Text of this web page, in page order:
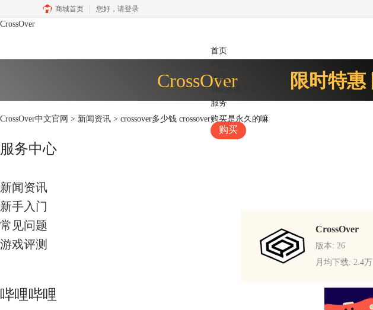
商城首页 您好， 请登录
CrossOver
首页
下载
Mac游戏大全
服务
购买
CrossOver 限时特惠
CrossOver中文官网 > 新闻资讯 > crossover多少钱 crossover购买是永久的嘛
服务中心
新闻资讯
新手入门
常见问题
游戏评测
哔哩哔哩
CrossOver
版本: 26
月均下载: 2.4万